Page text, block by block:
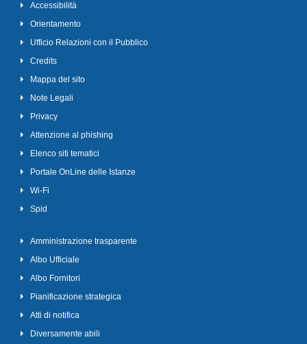
Accessibilità
Orientamento
Ufficio Relazioni con il Pubblico
Credits
Mappa del sito
Note Legali
Privacy
Attenzione al phishing
Elenco siti tematici
Portale OnLine delle Istanze
Wi-Fi
Spid
Amministrazione trasparente
Albo Ufficiale
Albo Fornitori
Pianificazione strategica
Atti di notifica
Diversamente abili